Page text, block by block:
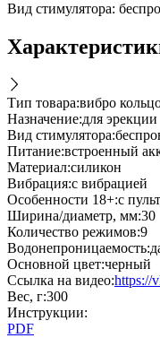
Вид стимулятора:
Тип товара:вибро
Назначение:для эрекции
Вид стимулятора:
Питание:встроенный
Материал:силикон
Вибрация:с вибрацией
Особенности 18+:с
Ширина/диаметр, мм:30
Количество режимов:9
Водонепроницаемость:
Основной цвет:черный
Cсылка на видео:https://
Вес, г:300
Инструкции:
PDF